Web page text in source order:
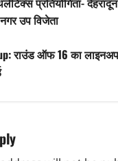
उप विजेता
राउंड ऑफ 16 का